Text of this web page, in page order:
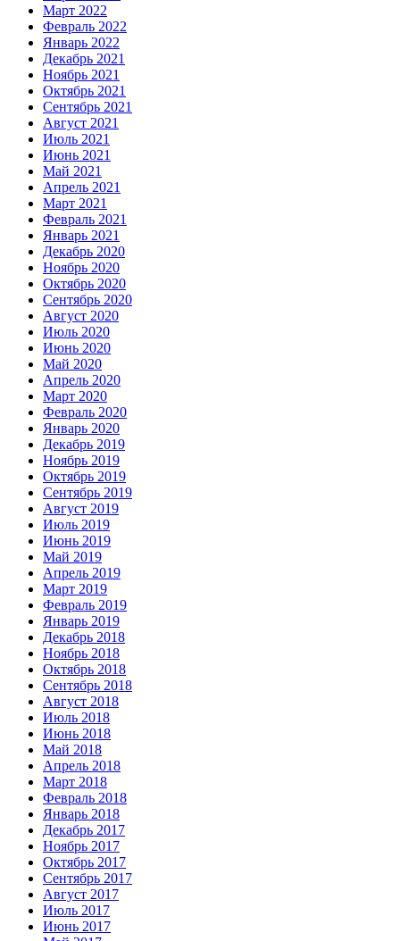
Март 2022
Февраль 2022
Январь 2022
Декабрь 2021
Ноябрь 2021
Октябрь 2021
Сентябрь 2021
Август 2021
Июль 2021
Июнь 2021
Май 2021
Апрель 2021
Март 2021
Февраль 2021
Январь 2021
Декабрь 2020
Ноябрь 2020
Октябрь 2020
Сентябрь 2020
Август 2020
Июль 2020
Июнь 2020
Май 2020
Апрель 2020
Март 2020
Февраль 2020
Январь 2020
Декабрь 2019
Ноябрь 2019
Октябрь 2019
Сентябрь 2019
Август 2019
Июль 2019
Июнь 2019
Май 2019
Апрель 2019
Март 2019
Февраль 2019
Январь 2019
Декабрь 2018
Ноябрь 2018
Октябрь 2018
Сентябрь 2018
Август 2018
Июль 2018
Июнь 2018
Май 2018
Апрель 2018
Март 2018
Февраль 2018
Январь 2018
Декабрь 2017
Ноябрь 2017
Октябрь 2017
Сентябрь 2017
Август 2017
Июль 2017
Июнь 2017